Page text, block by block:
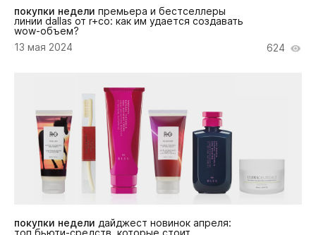
покупки недели премьера и бестселлеры
линии dallas от r+co: как им удается создавать
wow-объем?
13 мая 2024
624
покупки недели дайджест новинок апреля:
топ бьюти-средств, которые стоит